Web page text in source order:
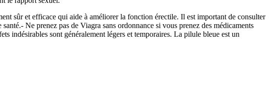
sûr et efficace qui aide à améliorer la fonction érectile. Il est important de consulter
Ne prenez pas de Viagra sans ordonnance si vous prenez des médicaments
indésirables sont généralement légers et temporaires. La pilule bleue est un